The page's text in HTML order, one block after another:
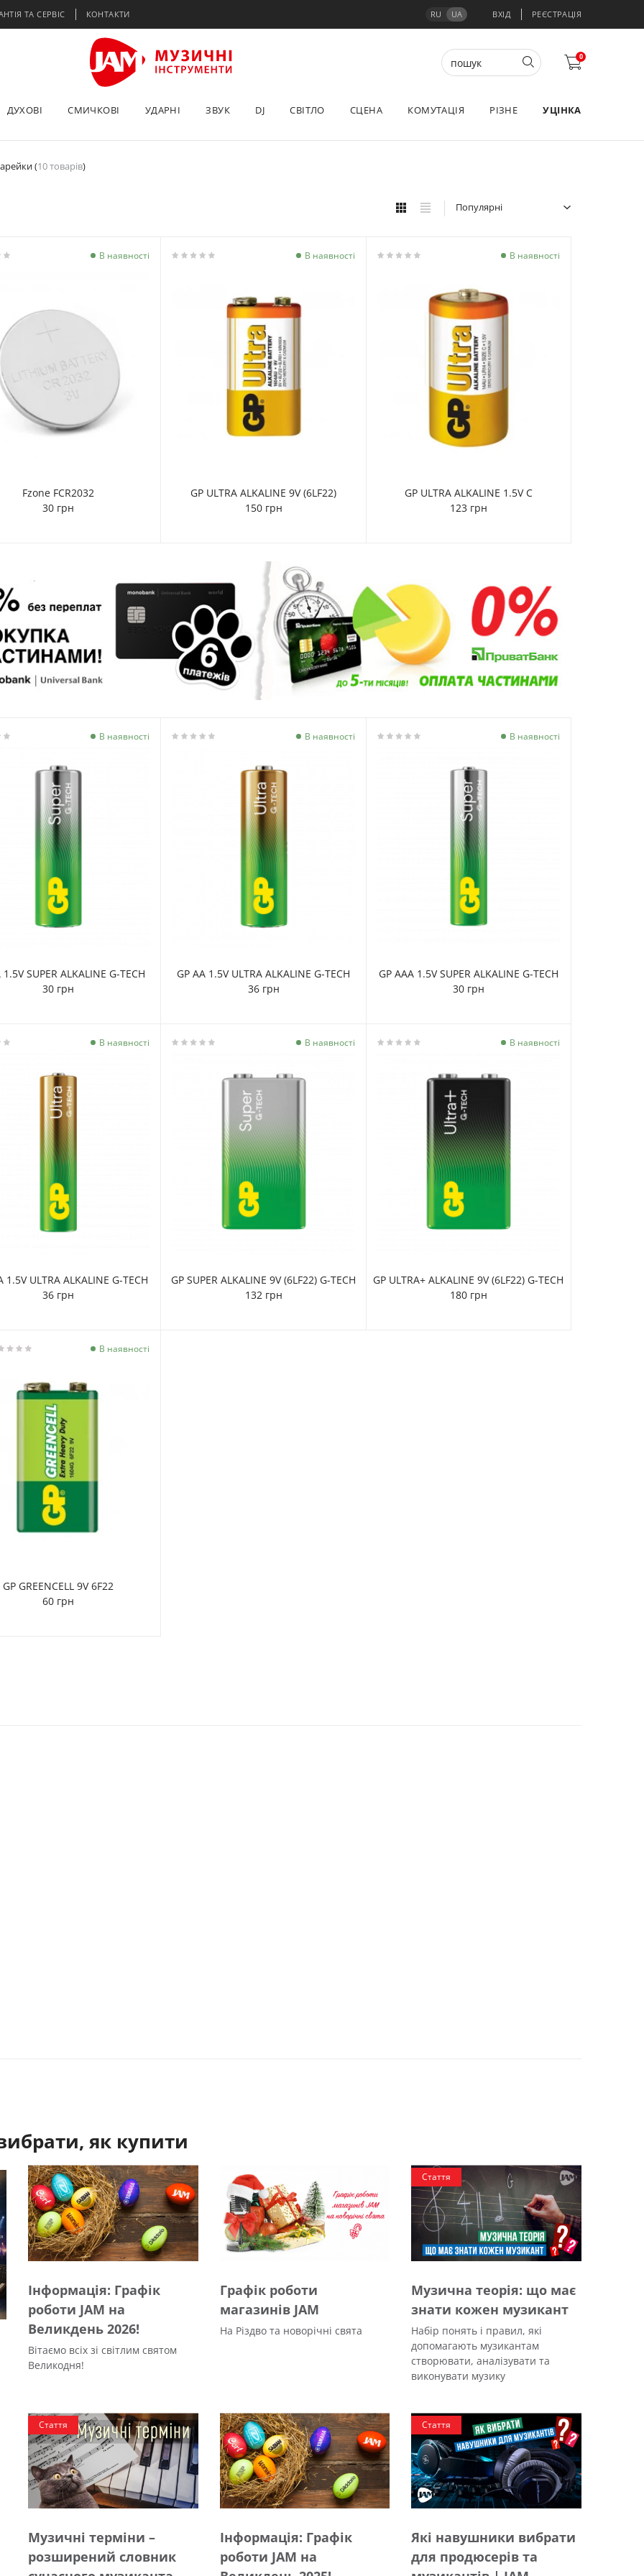
ТА СЕРВІС КОНТАКТИ RU UA ВХІД РЕЄСТРАЦІЯ
0
ДУХОВІ СМИЧКОВІ УДАРНІ ЗВУК DJ СВІТЛО СЦЕНА КОМУТАЦІЯ РІЗНЕ УЦІНКА
(10 товарів)
Популярні
В наявності
Fzone FCR2032
30 грн
В наявності
GP ULTRA ALKALINE 9V (6LF22)
150 грн
В наявності
GP ULTRA ALKALINE 1.5V C
123 грн
В наявності
1.5V SUPER ALKALINE G-TECH
30 грн
В наявності
GP AA 1.5V ULTRA ALKALINE G-TECH
36 грн
В наявності
GP AAA 1.5V SUPER ALKALINE G-TECH
30 грн
В наявності
1.5V ULTRA ALKALINE G-TECH
36 грн
В наявності
GP SUPER ALKALINE 9V (6LF22) G-TECH
132 грн
В наявності
GP ULTRA+ ALKALINE 9V (6LF22) G-TECH
180 грн
В наявності
GP GREENCELL 9V 6F22
60 грн
як купити
Інформація: Графік
роботи JAM на
Великдень 2026!
Вітаємо всіх зі світлим святом
Великодня!
Графік роботи
магазинів JAM
На Різдво та новорічні свята
Стаття
Музична теорія: що має
знати кожен музикант
Набір понять і правил, які
допомагають музикантам
створювати, аналізувати та
виконувати музику
Стаття
Музичні терміни –
розширений словник
Інформація: Графік
роботи JAM на
Стаття
Які навушники вибрати
для продюсерів та